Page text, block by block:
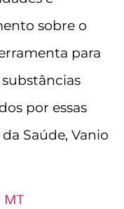
sobre o
para
por essas
Saúde, Vanio
MT